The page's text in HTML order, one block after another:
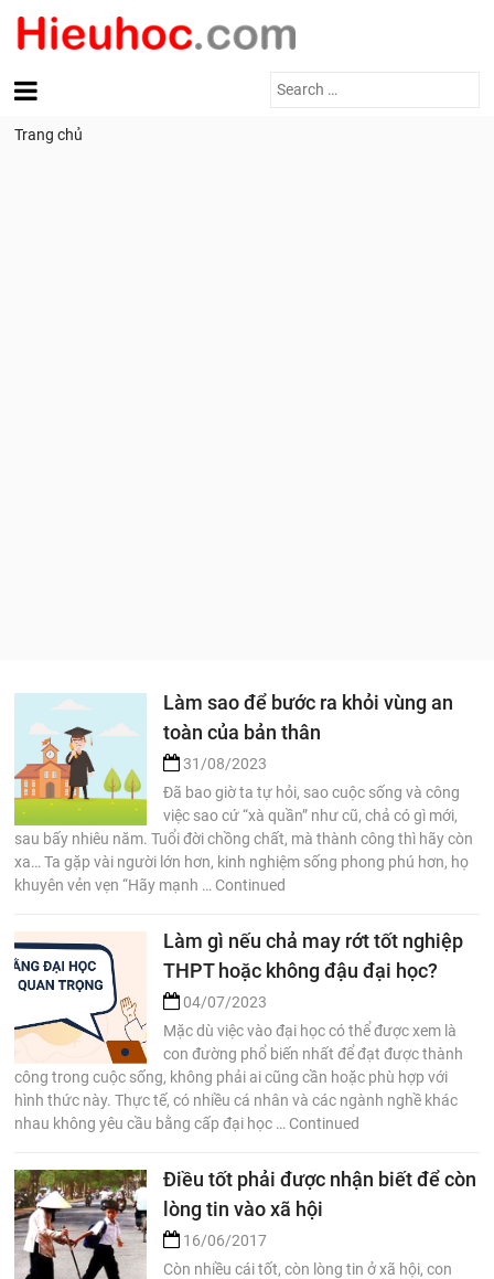
Search
Trang chủ
Làm sao để bước ra khỏi vùng an
toàn của bản thân
31/08/2023
Đã bao giờ ta tự hỏi, sao cuộc sống và công
việc sao cứ “xà quần” như cũ, chả có gì mới,
sau bấy nhiêu năm. Tuổi đời chồng chất, mà thành công thì hãy còn
xa… Ta gặp vài người lớn hơn, kinh nghiệm sống phong phú hơn, họ
khuyên vẻn vẹn “Hãy mạnh … Continued
Làm gì nếu chả may rớt tốt nghiệp
THPT hoặc không đậu đại học?
04/07/2023
Mặc dù việc vào đại học có thể được xem là
con đường phổ biến nhất để đạt được thành
công trong cuộc sống, không phải ai cũng cần hoặc phù hợp với
hình thức này. Thực tế, có nhiều cá nhân và các ngành nghề khác
nhau không yêu cầu bằng cấp đại học … Continued
Điều tốt phải được nhận biết để còn
lòng tin vào xã hội
16/06/2017
Còn nhiều cái tốt, còn lòng tin ở xã hội, con